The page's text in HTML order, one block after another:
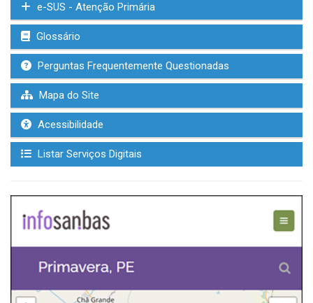
e-SUS - Atenção Primária
Glossário
Perguntas Frequentemente Questionadas
Mapa do Site
Acessibilidade
Listar Serviços Digitais